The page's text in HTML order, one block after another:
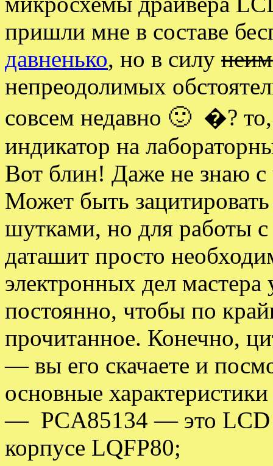
пришли мне в составе
давненько, но в силу
непреодолимых
совсем недавно 🙂 �?
индикатор на
Вот блин! Даже не знаю с
Может быть
шутками, но для работы
даташит просто
электронных дел
постоянно, чтобы по
прочитанное. Конечно,
— вы его скачаете и
основные
— PCA85134 — это LCD
корпусе LQFP80;